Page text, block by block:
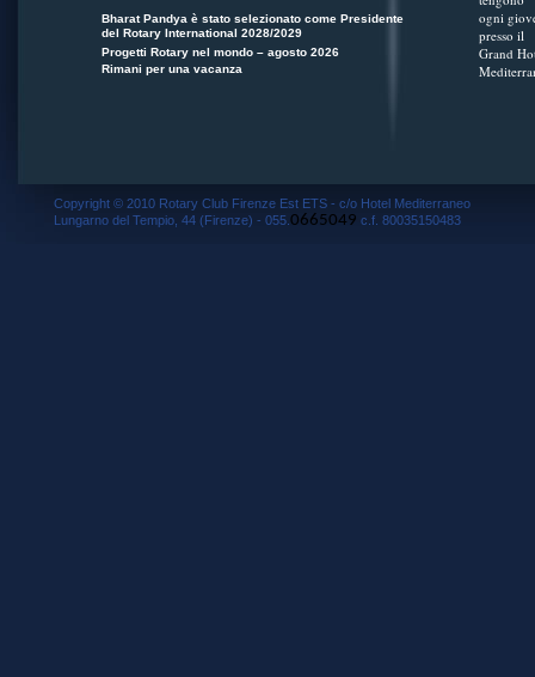
Bharat Pandya è stato selezionato come Presidente
del Rotary International 2028/2029
Progetti Rotary nel mondo – agosto 2026
Rimani per una vacanza
ogni
presso il
Grand
Copyright © 2010 Rotary Club Firenze Est ETS - c/o Hotel Mediterraneo
Lungarno del Tempio, 44 (Firenze) - 055. 0665049 c.f. 80035150483